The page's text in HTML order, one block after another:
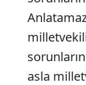
asla